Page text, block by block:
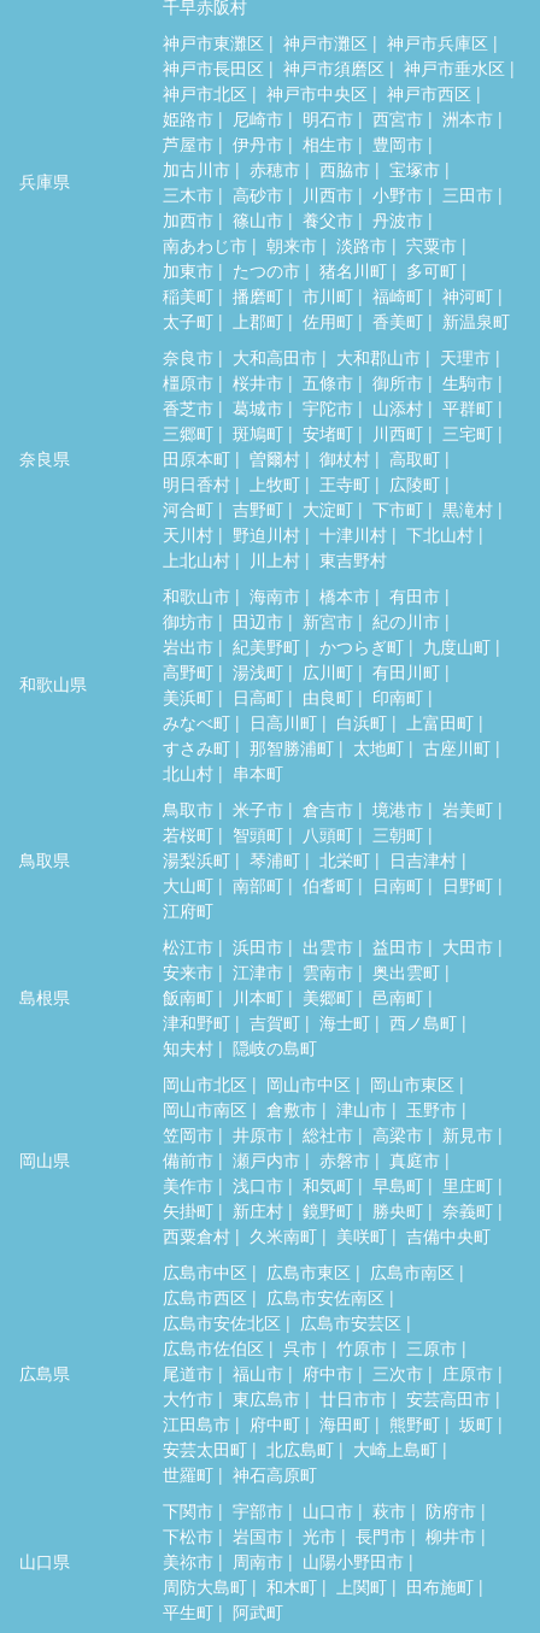
千早赤阪村
兵庫県
神戸市東灘区 神戸市灘区
神戸市兵庫区
神戸市長田区
神戸市須磨区
神戸市垂水区
神戸市北区
神戸市中央区
神戸市西区
姫路市
尼崎市 明石市 西宮市
洲本市
芦屋市
伊丹市 相生市
豊岡市
加古川市
赤穂市 西脇市
宝塚市
三木市
高砂市 川西市 小野市
三田市
加西市
篠山市 養父市
丹波市
南あわじ市
朝来市 淡路市
宍粟市
加東市
たつの市 猪名川町
多可町
稲美町
播磨町 市川町 福崎町
神河町
太子町
上郡町 佐用町 香美町 新温泉町
奈良県
奈良市 大和高田市 大和郡山市
天理市
橿原市
桜井市 五條市 御所市
生駒市
香芝市
葛城市 宇陀市 山添村
平群町
三郷町
斑鳩町 安堵町 川西町
三宅町
田原本町
曽爾村 御杖村
高取町
明日香村
上牧町 王寺町
広陵町
河合町
吉野町 大淀町 下市町
黒滝村
天川村
野迫川村 十津川村
下北山村
上北山村
川上村 東吉野村
和歌山県
和歌山市 海南市 橋本市
有田市
御坊市
田辺市 新宮市
紀の川市
岩出市
紀美野町 かつらぎ町
九度山町
高野町
湯浅町 広川町
有田川町
美浜町
日高町 由良町
印南町
みなべ町
日高川町 白浜町
上富田町
すさみ町
那智勝浦町 太地町
古座川町
北山村
串本町
鳥取県
鳥取市 米子市 倉吉市 境港市
岩美町
若桜町
智頭町 八頭町
三朝町
湯梨浜町
琴浦町 北栄町
日吉津村
大山町
南部町 伯耆町 日南町
日野町
江府町
島根県
松江市 浜田市 出雲市 益田市
大田市
安来市
江津市 雲南市
奥出雲町
飯南町
川本町 美郷町
邑南町
津和野町
吉賀町 海士町
西ノ島町
知夫村
隠岐の島町
岡山県
岡山市北区 岡山市中区
岡山市東区
岡山市南区
倉敷市 津山市
玉野市
笠岡市
井原市 総社市 高梁市
新見市
備前市
瀬戸内市 赤磐市
真庭市
美作市
浅口市 和気町 早島町
里庄町
矢掛町
新庄村 鏡野町 勝央町
奈義町
西粟倉村
久米南町 美咲町 吉備中央町
広島県
広島市中区 広島市東区
広島市南区
広島市西区
広島市安佐南区
広島市安佐北区
広島市安芸区
広島市佐伯区
呉市 竹原市
三原市
尾道市
福山市 府中市 三次市
庄原市
大竹市
東広島市 廿日市市
安芸高田市
江田島市
府中町 海田町 熊野町
坂町
安芸太田町
北広島町
大崎上島町
世羅町
神石高原町
山口県
下関市 宇部市 山口市 萩市
防府市
下松市
岩国市 光市 長門市
柳井市
美祢市
周南市
山陽小野田市
周防大島町
和木町 上関町
田布施町
平生町
阿武町